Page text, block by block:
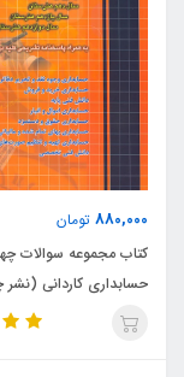
880,000 تومان
کتاب مجموعه سوالات
حسابداری کاردانی (نشر